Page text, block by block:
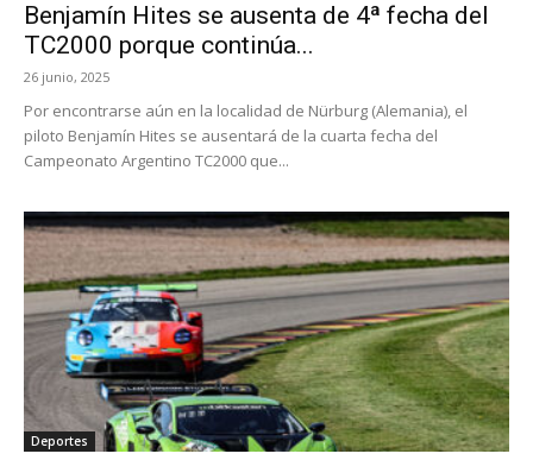
Benjamín Hites se ausenta de 4ª fecha del
TC2000 porque continúa...
26 junio, 2025
Por encontrarse aún en la localidad de Nürburg (Alemania), el
piloto Benjamín Hites se ausentará de la cuarta fecha del
Campeonato Argentino TC2000 que...
Deportes